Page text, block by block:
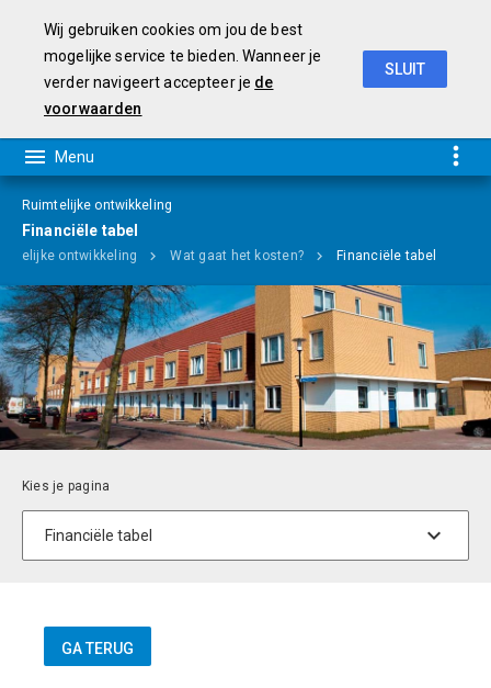
Ruimtelijke ontwikkeling
Financiële tabel
ontwikkeling Wat gaat het kosten? Financiële tabel
Wij gebruiken cookies om jou de best
mogelijke service te bieden. Wanneer je
verder navigeert accepteer je de
voorwaarden
SLUIT